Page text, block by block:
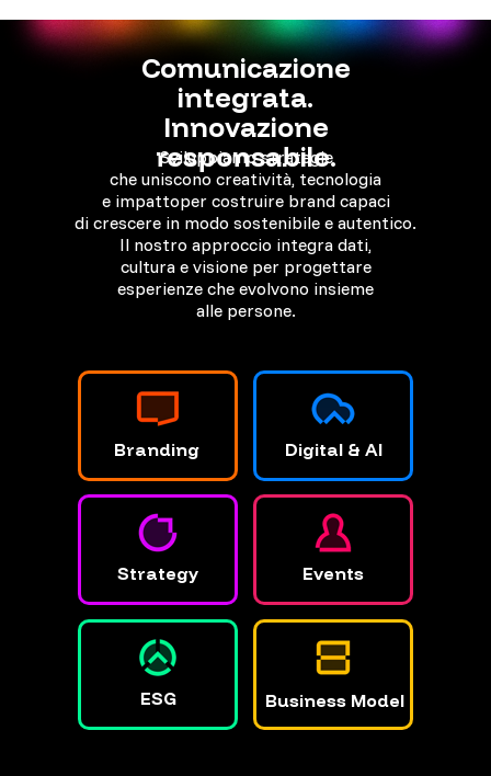
Sviluppiamo strategie
che uniscono creatività, tecnologia
e impattoper costruire brand capaci
di crescere in modo sostenibile e autentico.
Il nostro approccio integra dati,
cultura e visione per progettare
esperienze che evolvono insieme
alle persone.
Comunicazione
integrata.
Innovazione
responsabile.
Branding Digital & AI
Strategy Events
ESG Business Model